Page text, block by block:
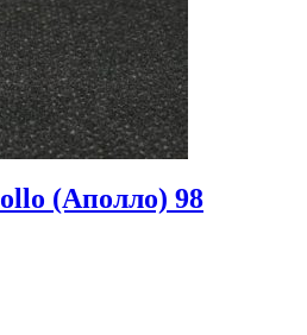
(Аполло) 98